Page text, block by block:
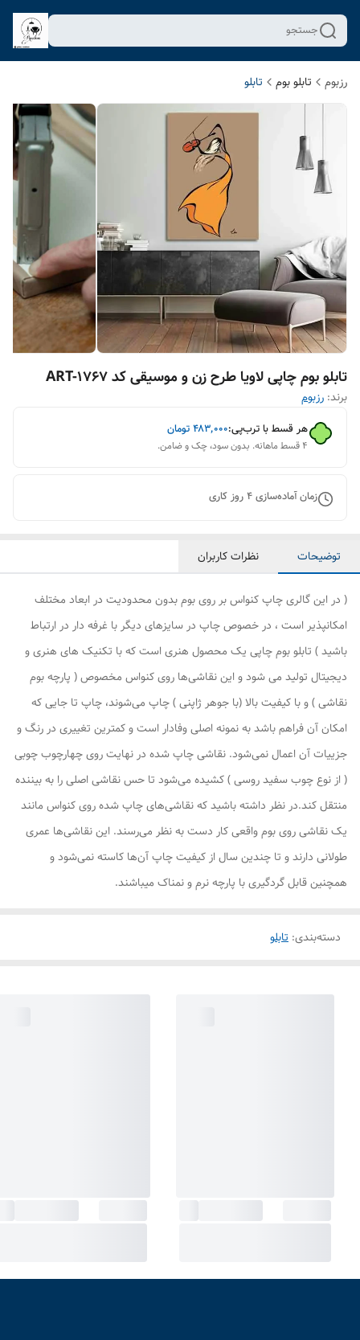
جستجو
رزبوم تابلو بوم تابلو
تابلو بوم چاپی لاویا طرح زن و موسیقی کد ART-1767
برند: رزبوم
هر قسط با ترب‌پی:۴۸۳٬۰۰۰تومان
۴ قسط ماهانه. بدون سود، چک و ضامن.
زمان آماده‌سازی4روز کاری
توضیحات نظرات کاربران
( در این گالری چاپ کنواس بر روی بوم بدون محدودیت در ابعاد مختلف
امکانپذیر است ، در خصوص چاپ در سایزهای دیگر با غرفه دار در ارتباط
باشید ) تابلو بوم چاپی یک محصول هنری است که با تکنیک های هنری و
دیجیتال تولید می شود و این نقاشی‌ها روی کنواس مخصوص ( پارچه بوم
نقاشی ) و با کیفیت بالا (با جوهر ژاپنی ) چاپ می‌شوند، چاپ تا جایی که
امکان آن فراهم باشد به نمونه اصلی وفادار است و کمترین تغییری در رنگ و
جزییات آن اعمال نمی‌شود. نقاشی چاپ شده در نهایت روی چهارچوب چوبی
( از نوع چوب سفید روسی ) کشیده می‌شود تا حس نقاشی اصلی را به بیننده
منتقل کند.در نظر داشته باشید که نقاشی‌های چاپ شده روی کنواس مانند
یک نقاشی روی بوم واقعی کار دست به نظر می‌رسند. این نقاشی‌ها عمری
طولانی دارند و تا چندین سال از کیفیت چاپ آن‌ها کاسته نمی‌شود و
همچنین قابل گردگیری با پارچه نرم و نمناک میباشند.
دسته‌بندی: تابلو